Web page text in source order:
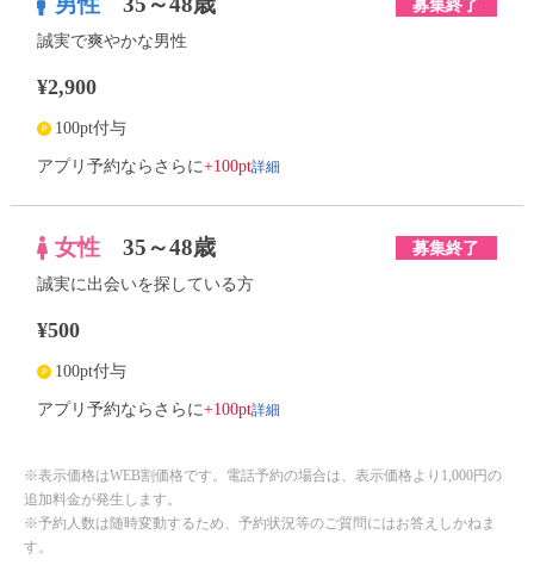
募集終了
誠実で爽やかな男性
¥2,900
100pt付与
アプリ予約ならさらに+100pt詳細
女性 35～48歳 募集終了
誠実に出会いを探している方
¥500
100pt付与
アプリ予約ならさらに+100pt詳細
※表示価格はWEB割価格です。電話予約の場合は、表示価格より1,000円の
追加料金が発生します。
※予約人数は随時変動するため、予約状況等のご質問にはお答えしかねま
す。